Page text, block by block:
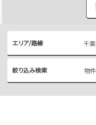
エリア/路線 千
絞り込み検索 物